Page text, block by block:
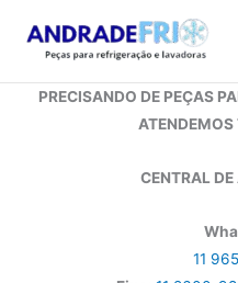
para
conteúdo
PRECISANDO DE PEÇAS
CENTRAL
11